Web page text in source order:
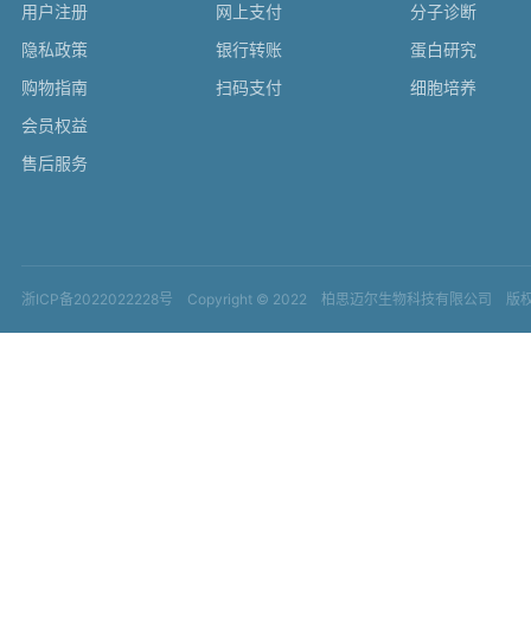
用户注册
隐私政策
购物指南
会员权益
售后服务
网上支付
银行转账
扫码支付
分子诊断
蛋白研究
细胞培养
浙ICP备2022022228号 Copyright © 2022 柏思迈尔生物科技有限公司 版